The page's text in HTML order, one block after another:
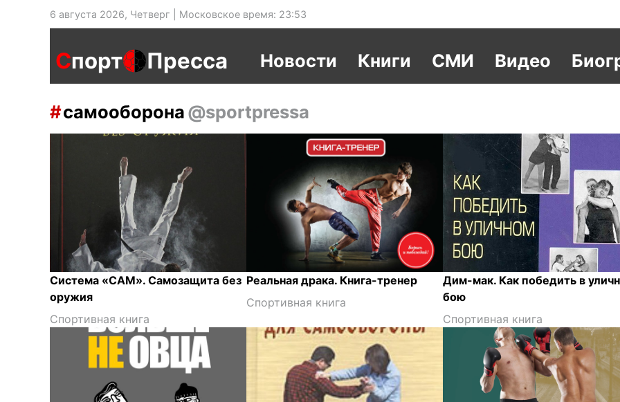
6 августа 2026, Четверг | Московское время: 23:53
Спорт Пресса Новости Книги СМИ Видео
самооборона@sportpressa
Система «САМ». Самозащита без
оружия
Спортивная книга
Реальная драка. Книга-тренер
Спортивная книга
Дим-мак. Как победить в
бою
Спортивная книга